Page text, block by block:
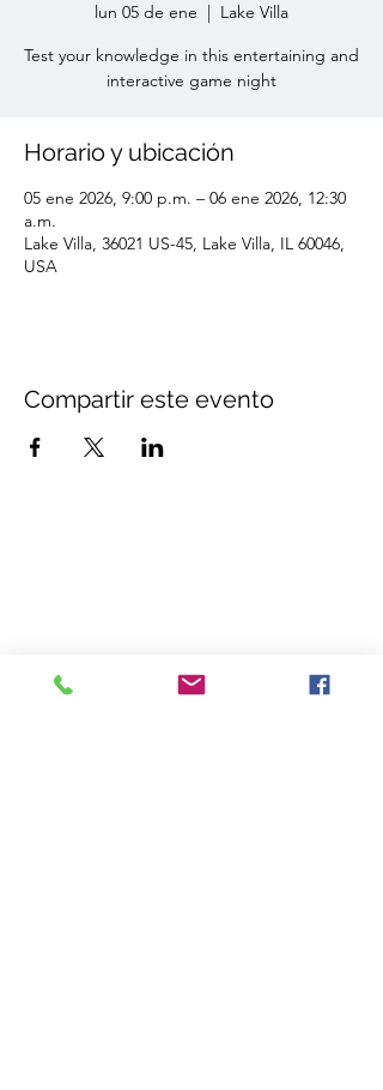
lun 05 de ene
  |
Lake Villa
Test your knowledge in this entertaining and
interactive game night
Horario y ubicación
05 ene 2026, 9:00 p.m. – 06 ene 2026, 12:30
a.m.
Lake Villa, 36021 US-45, Lake Villa, IL 60046,
USA
Compartir este evento